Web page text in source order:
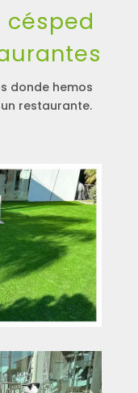
césped
donde hemos
restaurante.